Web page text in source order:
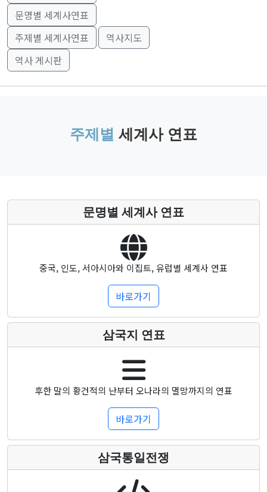
문명별 세계사연표
주제별 세계사연표
역사지도
역사 게시판
주제별 세계사 연표
문명별 세계사 연표
중국, 인도, 서아시아와 이집트, 유럽별 세계사 연표
바로가기
삼국지 연표
후한 말의 황건적의 난부터 오나라의 멸망까지의 연표
바로가기
삼국통일전쟁